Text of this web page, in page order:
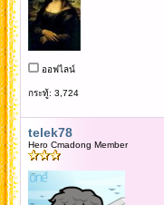
ออฟไลน์
กระทู้: 3,724
telek78
Hero Cmadong Member